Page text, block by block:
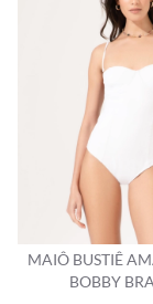
MAIÔ BUSTIÊ
BOBBY